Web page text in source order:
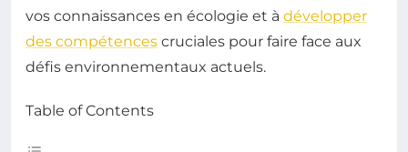
vos connaissances en écologie et à développer
des compétences cruciales pour faire face aux
défis environnementaux actuels.
Table of Contents